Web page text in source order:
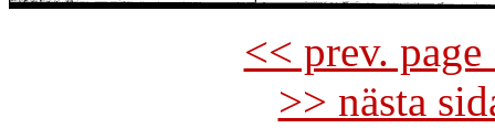
<< prev.
>> nästa